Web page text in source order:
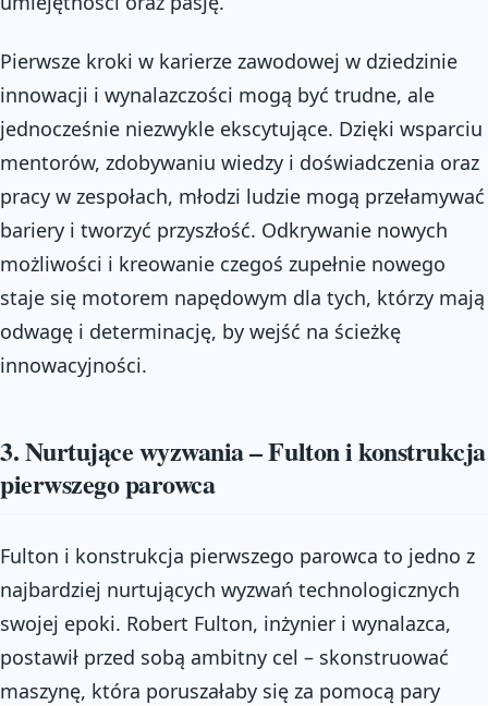
Pierwsze kroki w karierze zawodowej w dziedzinie
innowacji i wynalazczości mogą być trudne, ale
jednocześnie niezwykle ekscytujące. Dzięki wsparciu
mentorów, zdobywaniu wiedzy i doświadczenia oraz
pracy w zespołach, młodzi ludzie mogą przełamywać
bariery i tworzyć przyszłość. Odkrywanie nowych
możliwości i kreowanie czegoś zupełnie nowego
staje się motorem napędowym dla tych, którzy mają
odwagę i determinację, by wejść na ścieżkę
innowacyjności.
3. Nurtujące wyzwania – Fulton i konstrukcja
pierwszego parowca
Fulton i konstrukcja pierwszego parowca to jedno z
najbardziej nurtujących wyzwań technologicznych
swojej epoki. Robert Fulton, inżynier i wynalazca,
postawił przed sobą ambitny cel – skonstruować
maszynę, która poruszałaby się za pomocą pary